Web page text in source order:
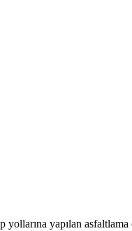
yapılan asfaltlama